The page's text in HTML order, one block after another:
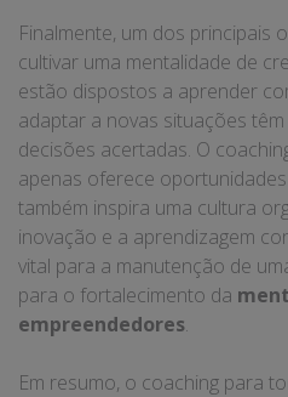
Finalmente, um dos principais
cultivar uma mentalidade de
estão dispostos a aprender
adaptar a novas situações
decisões acertadas. O
apenas oferece
também inspira uma cultura
inovação e a aprendizagem
vital para a manutenção de
para o fortalecimento da
empreendedores.
Em resumo, o coaching para